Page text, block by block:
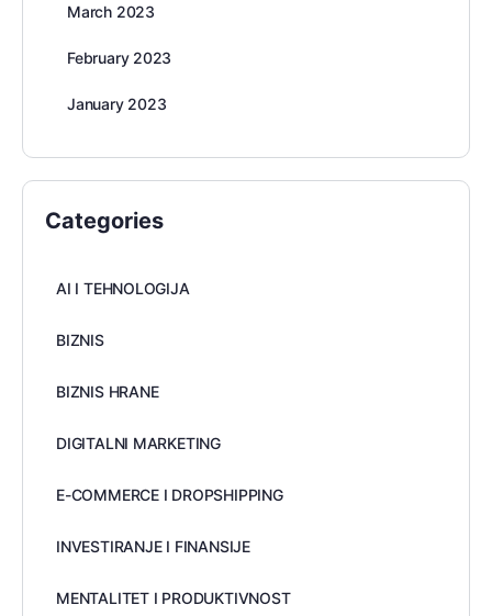
March 2023
February 2023
January 2023
Categories
AI I TEHNOLOGIJA
BIZNIS
BIZNIS HRANE
DIGITALNI MARKETING
E-COMMERCE I DROPSHIPPING
INVESTIRANJE I FINANSIJE
MENTALITET I PRODUKTIVNOST